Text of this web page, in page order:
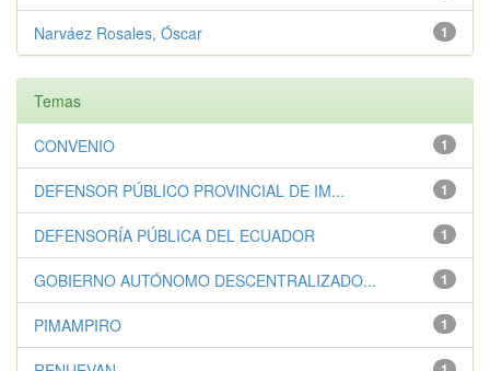
1
Narváez Rosales, Óscar
Temas
1
CONVENIO
1
DEFENSOR PÚBLICO PROVINCIAL DE IM...
1
DEFENSORÍA PÚBLICA DEL ECUADOR
1
GOBIERNO AUTÓNOMO DESCENTRALIZADO...
1
PIMAMPIRO